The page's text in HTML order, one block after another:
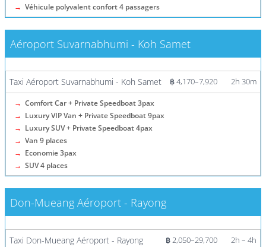
→ Véhicule polyvalent confort 4 passagers
Aéroport Suvarnabhumi - Koh Samet
Plus d'informations / Billets
Taxi Aéroport Suvarnabhumi - Koh Samet ฿ 4,170–7,920 2h 30m
→ Comfort Car + Private Speedboat 3pax
→ Luxury VIP Van + Private Speedboat 9pax
→ Luxury SUV + Private Speedboat 4pax
→ Van 9 places
→ Economie 3pax
→ SUV 4 places
Don-Mueang Aéroport - Rayong
Plus d'informations / Billets
Taxi Don-Mueang Aéroport - Rayong ฿ 2,050–29,700 2h – 4h